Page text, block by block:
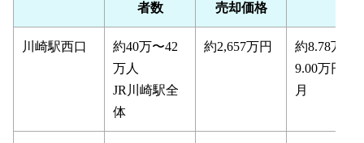
者数
売却価格
川崎駅西口
約40万〜42
万人
JR川崎駅全
体
約2,657万円
約8.78万〜
9.00万円／
月